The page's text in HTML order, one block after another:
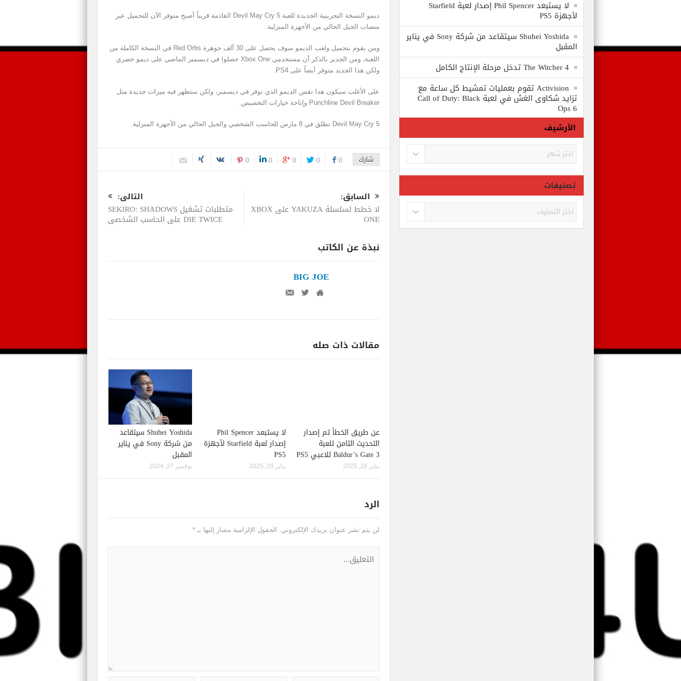
ديمو النسخة التجريبية الجديدة للعبة Devil May Cry 5 القادمة قريباً أصبح متوفر الآن للتحميل عبر
منصات الجيل الحالي من الأجهزة المنزلية.
ومن يقوم بتحميل ولعب الديمو سوف يحصل على 30 ألف جوهرة Red Orbs في النسخة الكاملة من
اللعبة، ومن الجدير بالذكر أن مستخدمي Xbox One حصلوا في ديسمبر الماضي على ديمو حصري
ولكن هذا الجديد متوفر أيضاً على PS4.
على الأغلب سيكون هذا نفس الديمو الذي توفر في ديسمبر، ولكن ستظهر فيه ميزات جديدة مثل
Punchline Devil Breaker وإتاحة خيارات التخصيص.
Devil May Cry 5 تطلق في 8 مارس للحاسب الشخصي والجيل الحالي من الأجهزة المنزلية.
شارك 0
0
0
0
0
السابق:
لا خطط لسلسلة YAKUZA على XBOX
ONE
التالى:
متطلبات تشغيل SEKIRO: SHADOWS
DIE TWICE على الحاسب الشخصي
نبذة عن الكاتب
BIG JOE
مقالات ذات صله
عن طريق الخطأ تم إصدار
التحديث الثامن للعبة
Baldur’s Gate 3 للاعبي PS5
يناير 28, 2025
لا يستبعد Phil Spencer
إصدار لعبة Starfield لأجهزة
PS5
يناير 28, 2025
Shuhei Yoshida سيتقاعد
من شركة Sony في يناير
المقبل
نوفمبر 27, 2024
الرد
لن يتم نشر عنوان بريدك الإلكتروني. الحقول الإلزامية مشار إليها بـ *
لا يستبعد Phil Spencer إصدار لعبة Starfield
لأجهزة PS5
Shuhei Yoshida سيتقاعد من شركة Sony في يناير
المقبل
The Witcher 4 تدخل مرحلة الإنتاج الكامل
Activision تقوم بعمليات تمشيط كل ساعة مع
تزايد شكاوى الغش في لعبة Call of Duty: Black
Ops 6
الأرشيف
الأرشيف
تصنيفات
تصنيفات